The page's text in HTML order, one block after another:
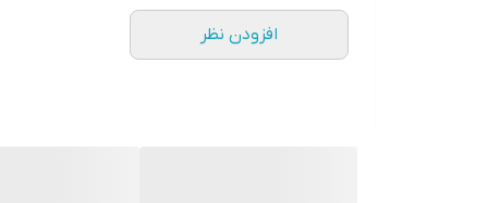
افزودن نظر